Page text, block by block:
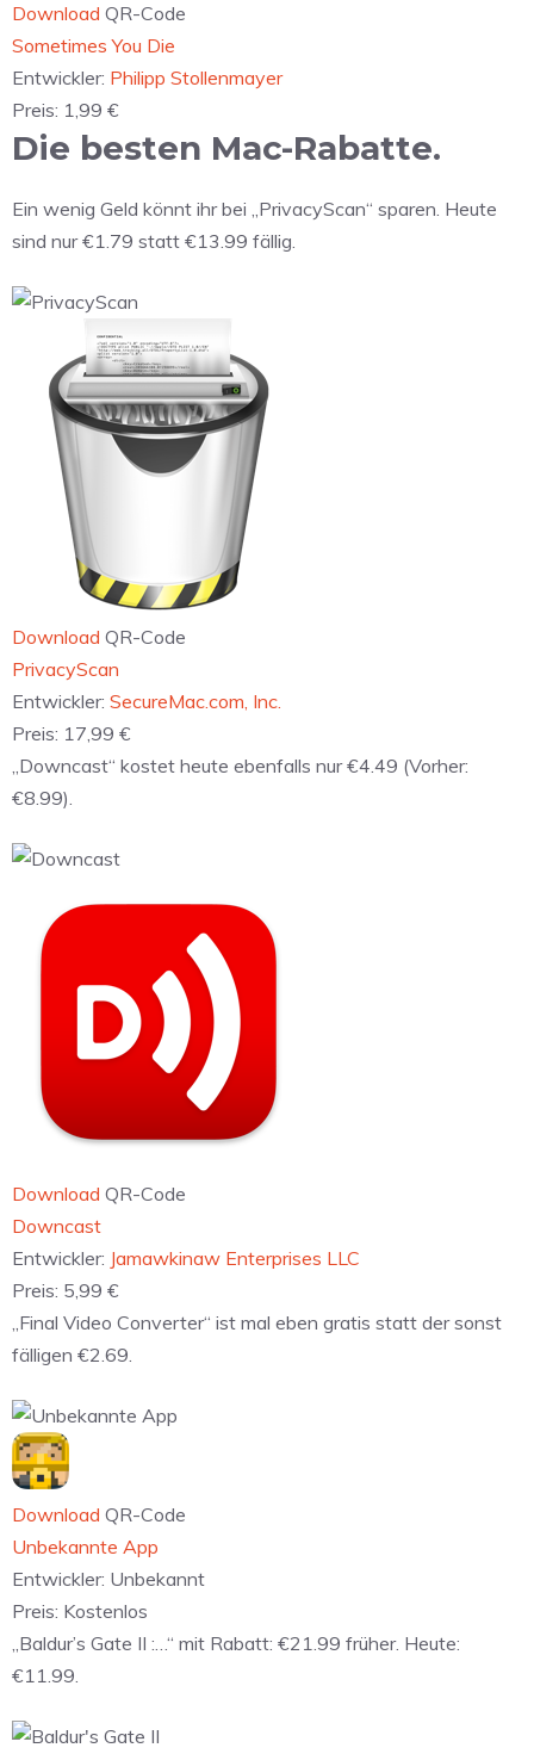
Download QR-Code
‎Sometimes You Die
Entwickler: Philipp Stollenmayer
Preis: 1,99 €
Die besten Mac-Rabatte.
Ein wenig Geld könnt ihr bei „PrivacyScan“ sparen. Heute
sind nur €1.79 statt €13.99 fällig.
Download QR-Code
‎PrivacyScan
Entwickler: SecureMac.com, Inc.
Preis: 17,99 €
„Downcast“ kostet heute ebenfalls nur €4.49 (Vorher:
€8.99).
Download QR-Code
‎Downcast
Entwickler: Jamawkinaw Enterprises LLC
Preis: 5,99 €
„Final Video Converter“ ist mal eben gratis statt der sonst
fälligen €2.69.
Download QR-Code
Unbekannte App
Entwickler: Unbekannt
Preis: Kostenlos
„Baldur’s Gate II :…“ mit Rabatt: €21.99 früher. Heute:
€11.99.